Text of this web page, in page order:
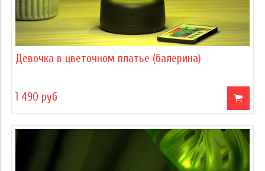
Девочка в цветочном платье (балерина)
1 490 руб